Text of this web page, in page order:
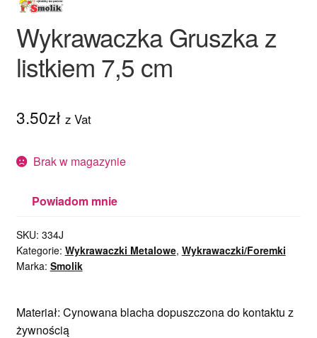
Wykrawaczka Gruszka z
listkiem 7,5 cm
3.50zł z Vat
Brak w magazynie
Powiadom mnie
SKU: 334J
Kategorie: Wykrawaczki Metalowe, Wykrawaczki/Foremki
Marka: Smolik
Materiał: Cynowana blacha dopuszczona do kontaktu z
żywnością